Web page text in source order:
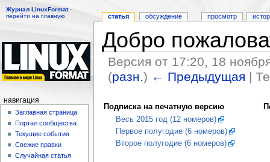
Журнал LinuxFormat-
перейти на главную
Добро
Версия от 17:20, 18
(разн.) ← Предыдущая |
Подписка на печатную версию
Весь 2015 год (12 номеров)
Первое полугодие (6 номеров)
Второе полугодие (6 номеров)
статья обсуждение просмотр
навигация
Заглавная страница
Портал сообщества
Текущие события
Свежие правки
Случайная статья